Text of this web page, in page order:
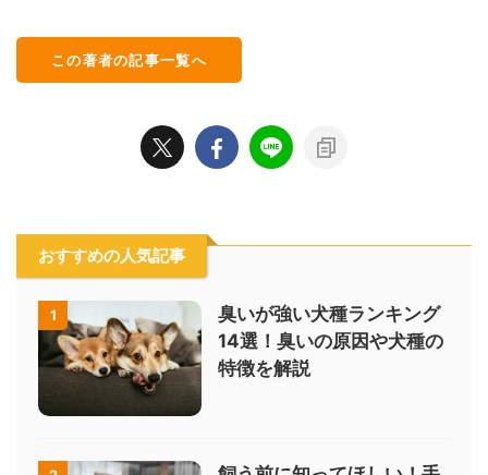
この著者の記事一覧へ
おすすめの人気記事
1
臭いが強い犬種ランキング
14選！臭いの原因や犬種の
特徴を解説